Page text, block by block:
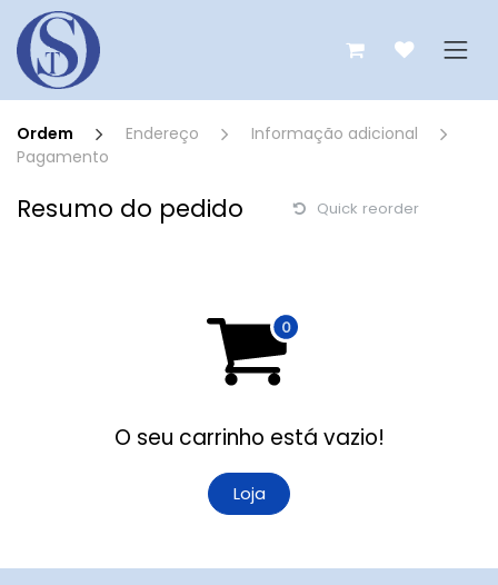
Pular para o conteúdo
Ordem Endereço
Informação adicional
Pagamento
Resumo do pedido Quick reorder
O seu carrinho está vazio!
Loja